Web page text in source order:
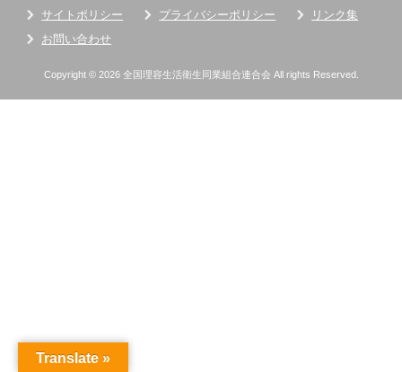
サイトポリシー プライバシーポリシー
リンク集
お問い合わせ
Copyright © 2026 全国理容生活衛生同業組合連合会 All rights Reserved.
Translate »